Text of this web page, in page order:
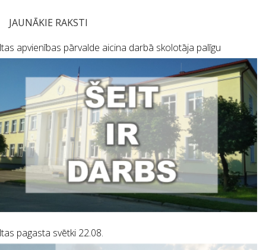
JAUNĀKIE RAKSTI
apvienības pārvalde aicina darbā skolotāja palīgu
pagasta svētki 22.08.